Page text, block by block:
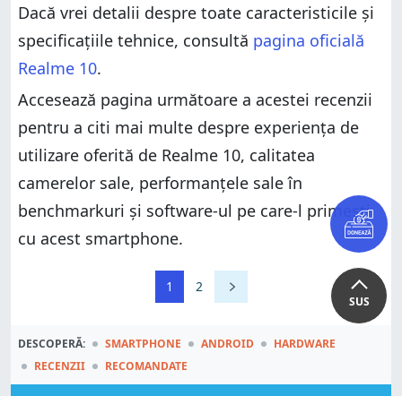
SUS
Dacă vrei detalii despre toate caracteristicile și
specificațiile tehnice, consultă pagina oficială
Realme 10.
Accesează pagina următoare a acestei recenzii
pentru a citi mai multe despre experiența de
utilizare oferită de Realme 10, calitatea
camerelor sale, performanțele sale în
benchmarkuri și software-ul pe care-l primești
cu acest smartphone.
1 2
DESCOPERĂ: SMARTPHONE ANDROID
HARDWARE
RECENZII
RECOMANDATE